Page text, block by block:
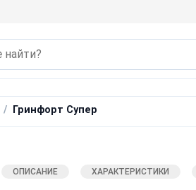
Гринфорт Супер
ОПИСАНИЕ ХАРАКТЕРИСТИКИ